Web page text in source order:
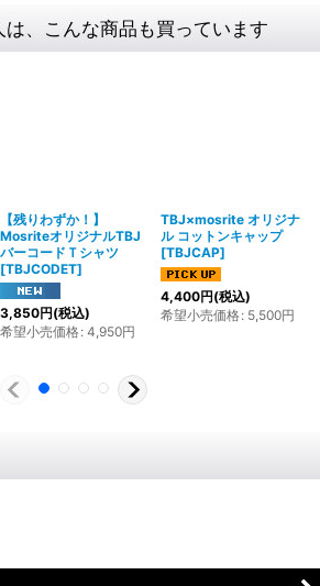
、こんな商品も買っています
【残りわずか！】
MosriteオリジナルTBJ
バーコードＴシャツ
[TBJCODET]
3,850円(税込)
希望小売価格: 4,950円
TBJ×mosrite オリジナ
ル コットンキャップ
[TBJCAP]
4,400円(税込)
希望小売価格: 5,500円